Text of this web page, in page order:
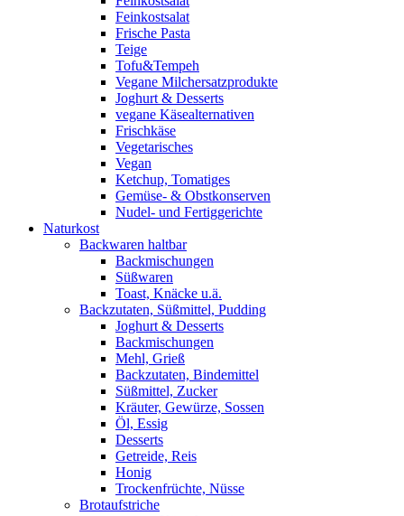
Feinkostsalat
Frische Pasta
Teige
Tofu&Tempeh
Vegane Milchersatzprodukte
Joghurt & Desserts
vegane Käsealternativen
Frischkäse
Vegetarisches
Vegan
Ketchup, Tomatiges
Gemüse- & Obstkonserven
Nudel- und Fertiggerichte
Naturkost
Backwaren haltbar
Backmischungen
Süßwaren
Toast, Knäcke u.ä.
Backzutaten, Süßmittel, Pudding
Joghurt & Desserts
Backmischungen
Mehl, Grieß
Backzutaten, Bindemittel
Süßmittel, Zucker
Kräuter, Gewürze, Sossen
Öl, Essig
Desserts
Getreide, Reis
Honig
Trockenfrüchte, Nüsse
Brotaufstriche